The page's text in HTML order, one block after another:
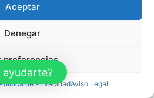
Aceptar
Denegar
preferencias
de PrivacidadAviso Legal
ayudarte?